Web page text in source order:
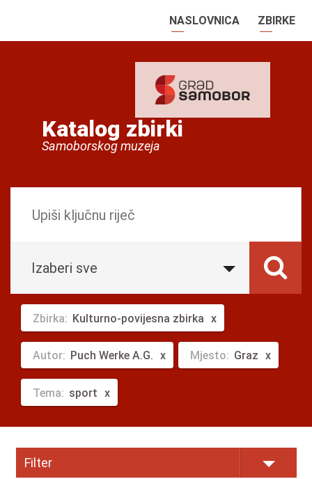
NASLOVNICA ZBIRKE
Katalog zbirki
Samoborskog muzeja
Izaberi sve
Zbirka: Kulturno-povijesna zbirka
Autor: Puch Werke A.G. Mjesto: Graz
Tema: sport
Filter